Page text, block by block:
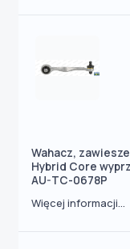
Wahacz,
Hybrid Core
AU-TC-0678P
Więcej informacji...